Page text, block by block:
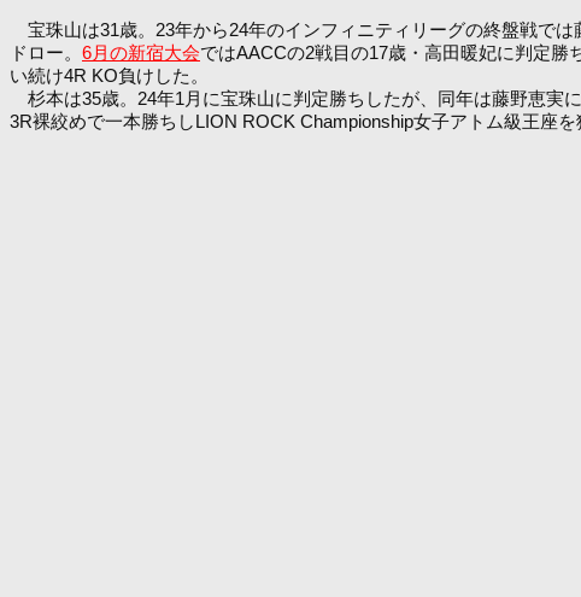
宝珠山は31歳。23年から24年のインフィニティリーグの終盤戦で
ドロー。 6月の新宿大会ではAACCの2戦目の17歳・高田暖妃に判定勝ち
い続け4R KO負けした。
杉本は35歳。24年1月に宝珠山に判定勝ちしたが、同年は藤野恵実
3R裸絞めで一本勝ちしLION ROCK Championship女子アトム級王座を